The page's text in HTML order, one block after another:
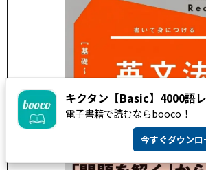
キクタン【Basic】4000語
電子書籍で読むならbooco！
今すぐダウンロ